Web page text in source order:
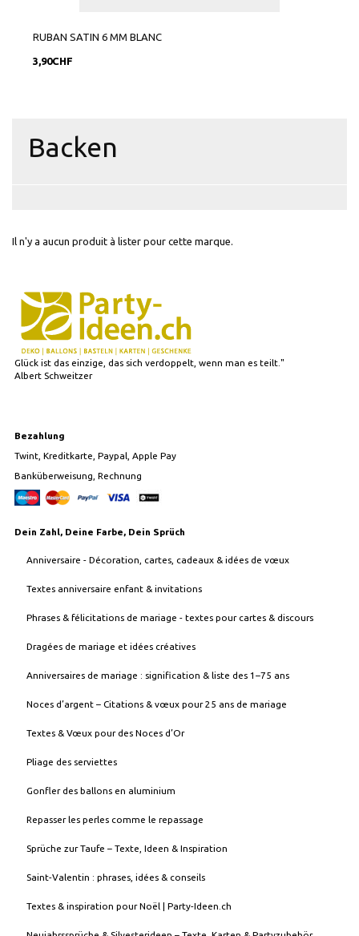
RUBAN SATIN 6 MM BLANC
3,90CHF
Backen
Il n'y a aucun produit à lister pour cette marque.
Glück ist das einzige, das sich verdoppelt, wenn man es teilt."
Albert Schweitzer
Bezahlung
Twint, Kreditkarte, Paypal, Apple Pay
Banküberweisung, Rechnung
Dein Zahl, Deine Farbe, Dein Sprüch
Anniversaire - Décoration, cartes, cadeaux & idées de vœux
Textes anniversaire enfant & invitations
Phrases & félicitations de mariage - textes pour cartes & discours
Dragées de mariage et idées créatives
Anniversaires de mariage : signification & liste des 1–75 ans
Noces d’argent – Citations & vœux pour 25 ans de mariage
Textes & Vœux pour des Noces d’Or
Pliage des serviettes
Gonfler des ballons en aluminium
Repasser les perles comme le repassage
Sprüche zur Taufe – Texte, Ideen & Inspiration
Saint-Valentin : phrases, idées & conseils
Textes & inspiration pour Noël | Party-Ideen.ch